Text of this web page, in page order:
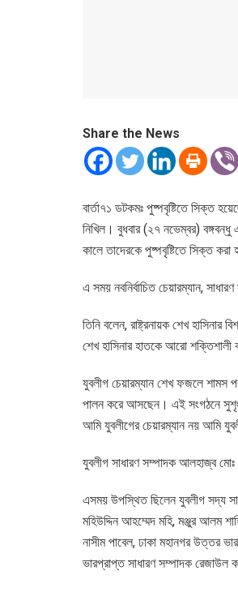
Share the News
বার্তা৭১ ডটকমঃ পুষ্পবৃষ্টিতে সিক্ত
নিখিল। বুধবার (২৭ নভেম্বর) বঙ্গবন্ধু
কালে তাদেরকে পুষ্পবৃষ্টিতে সিক্ত করা
এ সময় নবনির্বাচিত চেয়ারম্যান,
তিনি বলেন, রাষ্ট্রনায়ক শেখ হাসিনার
শেখ হাসিনার হাতকে আরো শক্তিশালী
যুবলীগ চেয়ারম্যান শেখ ফজলে শামস
পালন করে আসছেন। এই সংগঠনে
আমি যুবলীগের চেয়ারম্যান নয় আমি
যুবলীগ সাধারণ সম্পাদক আলহাজ্ব মোঃ
এসময় উপস্থিত ছিলেন যুবলীগ সদ্য
মহিউদ্দিন আহম্মেদ মহি, মঞ্জুর আলম
নাসীম পাবেল, ঢাকা মহানগর উত্তর
ভারপ্রাপ্ত সাধারণ সম্পাদক রেজাউল